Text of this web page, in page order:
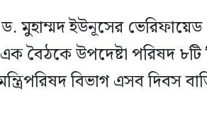
ড. মুহাম্মদ ইউনূসের
বৈঠকে উপদেষ্টা পরিষদ ৮টি
বিভাগ এসব দিবস